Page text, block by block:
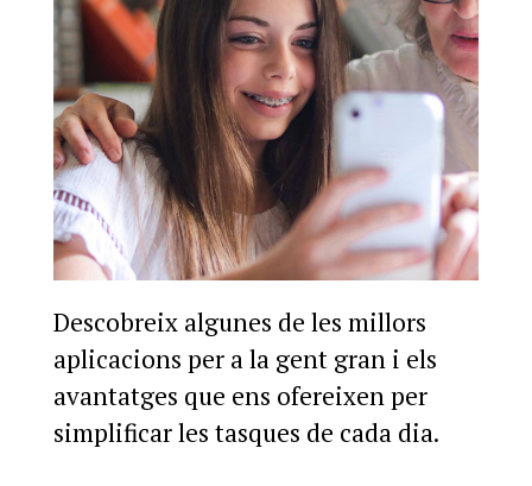
Descobreix algunes de les millors
aplicacions per a la gent gran i els
avantatges que ens ofereixen per
simplificar les tasques de cada dia.